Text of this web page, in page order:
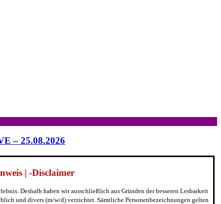
– 25.08.2026
| -Disclaimer
Deshalb haben wir ausschließlich aus Gründen der besseren Lesbarkeit
und divers (m/w/d) verzichtet. Sämtliche Personenbezeichnungen gelten